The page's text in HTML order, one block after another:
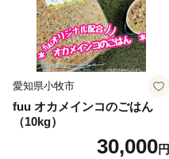
愛知県小牧市
fuu オカメインコのごはん
（10kg）
30,000円